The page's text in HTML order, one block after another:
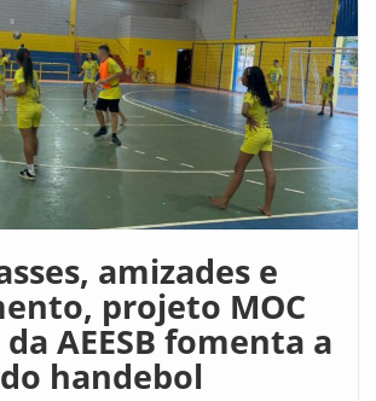
amizades e
projeto MOC
AEESB fomenta a
handebol